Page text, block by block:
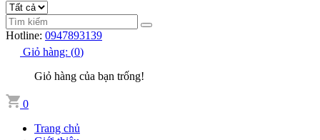
Hotline: 0947893139
Giỏ hàng: (0)
Giỏ hàng của bạn trống!
0
Trang chủ